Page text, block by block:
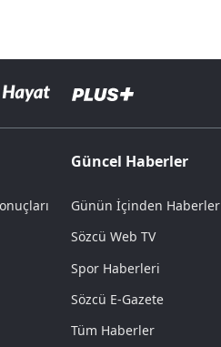
Güncel Haberler
Günün İçinden Haberler
Sözcü Web TV
Spor Haberleri
Sözcü E-Gazete
Tüm Haberler